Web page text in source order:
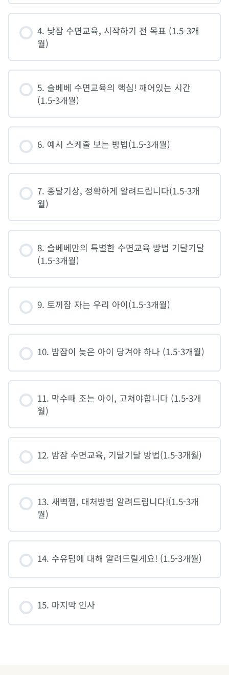
4. 낮잠 수면교육, 시작하기 전 목표 (1.5-3개
월)
5. 슬베베 수면교육의 핵심! 깨어있는 시간
(1.5-3개월)
6. 예시 스케줄 보는 방법(1.5-3개월)
7. 종달기상, 정확하게 알려드립니다(1.5-3개
월)
8. 슬베베만의 특별한 수면교육 방법 기달기달
(1.5-3개월)
9. 토끼잠 자는 우리 아이(1.5-3개월)
10. 밤잠이 늦은 아이 당겨야 하나 (1.5-3개월)
11. 막수때 조는 아이, 고쳐야합니다 (1.5-3개
월)
12. 밤잠 수면교육, 기달기달 방법(1.5-3개월)
13. 새벽깸, 대처방법 알려드립니다!(1.5-3개
월)
14. 수유텀에 대해 알려드릴게요! (1.5-3개월)
15. 마지막 인사